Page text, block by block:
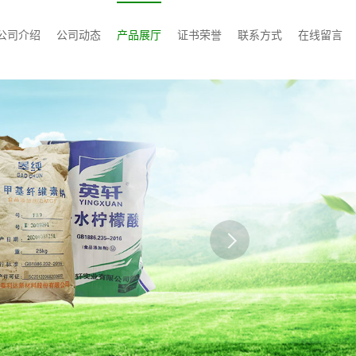
司介绍 公司动态 产品展厅 证书荣誉 联系方式 在线留言